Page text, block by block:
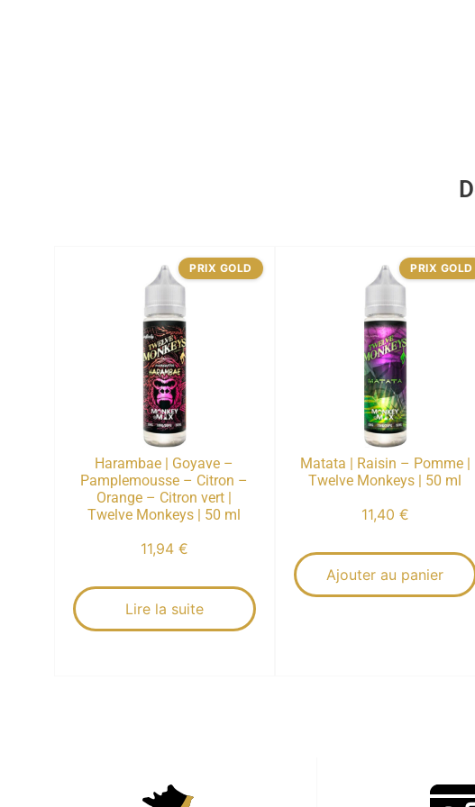
Harambae | Goyave –
Pamplemousse – Citron –
Orange – Citron vert |
Twelve Monkeys | 50 ml
11,94 €
Lire la suite
PRIX GOLD
Matata | Raisin – Pomme |
Twelve Monkeys | 50 ml
11,40 €
Ajouter au panier
PRIX GOLD